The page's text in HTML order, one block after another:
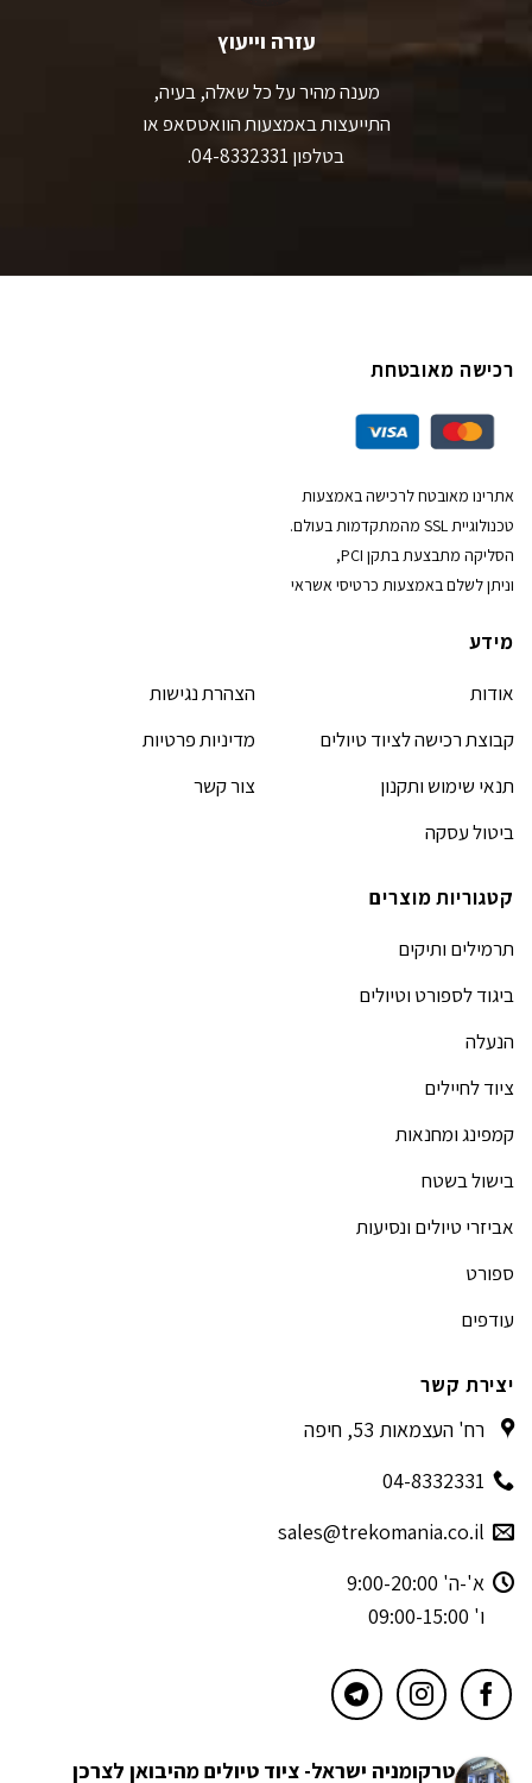
עזרה וייעוץ
מענה מהיר על כל שאלה, בעיה,
התייעצות באמצעות הוואטסאפ או
בטלפון 04-8332331.
רכישה מאובטחת
אתרינו מאובטח לרכישה באמצעות
טכנולוגיית SSL מהמתקדמות בעולם.
הסליקה מתבצעת בתקן PCI,
וניתן לשלם באמצעות כרטיסי אשראי
מידע
אודות
קבוצת רכישה לציוד טיולים
תנאי שימוש ותקנון
ביטול עסקה
הצהרת נגישות
מדיניות פרטיות
צור קשר
קטגוריות מוצרים
תרמילים ותיקים
ביגוד לספורט וטיולים
הנעלה
ציוד לחיילים
קמפינג ומחנאות
בישול בשטח
אביזרי טיולים ונסיעות
ספורט
עודפים
יצירת קשר
רח' העצמאות 53, חיפה
04-8332331
sales@trekomania.co.il
א'-ה' 9:00-20:00
ו' 09:00-15:00
טרקומניה ישראל- ציוד טיולים מהיבואן לצרכן